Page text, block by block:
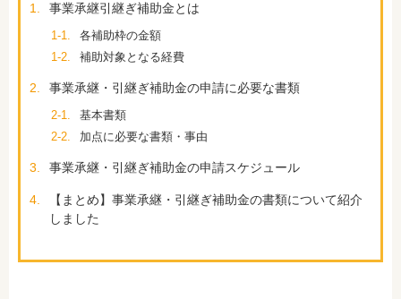
1. 事業承継引継ぎ補助金とは
1-1.
各補助枠の金額
1-2.
補助対象となる経費
2. 事業承継・引継ぎ補助金の申請に必要な書類
2-1.
基本書類
2-2.
加点に必要な書類・事由
3. 事業承継・引継ぎ補助金の申請スケジュール
4.
【まとめ】事業承継・引継ぎ補助金の書類について紹介
しました